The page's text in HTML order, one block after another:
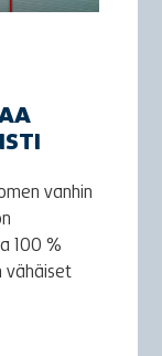
vanhin
100 %
vähäiset